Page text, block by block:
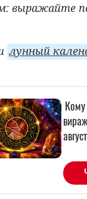
выражайте
лунный